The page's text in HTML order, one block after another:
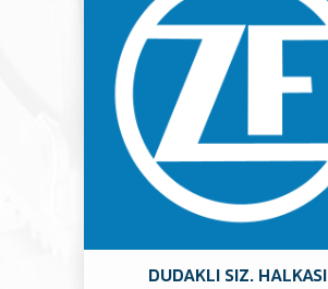
DUDAKLI SIZ. HALKASI